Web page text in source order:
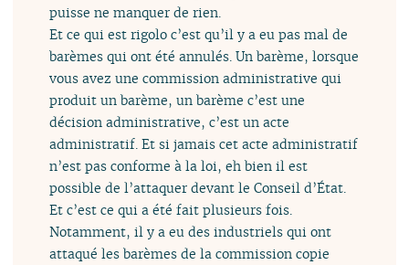
puisse ne manquer de rien.
Et ce qui est rigolo c’est qu’il y a eu pas mal de
barèmes qui ont été annulés. Un barème, lorsque
vous avez une commission administrative qui
produit un barème, un barème c’est une
décision administrative, c’est un acte
administratif. Et si jamais cet acte administratif
n’est pas conforme à la loi, eh bien il est
possible de l’attaquer devant le Conseil d’État.
Et c’est ce qui a été fait plusieurs fois.
Notamment, il y a eu des industriels qui ont
attaqué les barèmes de la commission copie